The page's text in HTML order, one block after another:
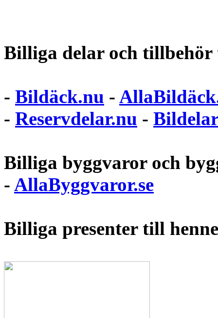
Billiga delar och
- Bildäck.nu -
- Reservdelar.nu - Bildelar
Billiga byggvaror och
- AllaByggvaror.se
Billiga presenter till